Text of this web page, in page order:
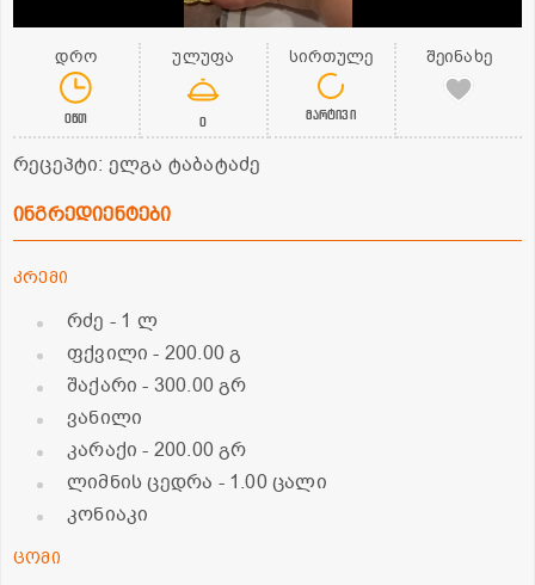
დრო
0წთ
ულუფა
0
სირთულე
მარტივი
შეინახე
რეცეპტი: ელგა ტაბატაძე
ინგრედიენტები
კრემი
რძე - 1 ლ
ფქვილი- 200.00 გ
შაქარი- 300.00 გრ
ვანილი
კარაქი- 200.00 გრ
ლიმნის ცედრა - 1.00 ცალი
კონიაკი
ცომი